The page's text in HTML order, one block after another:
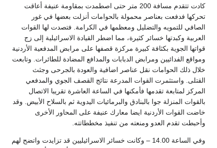
كادت تتقدم مسافة 200 متر حتى اصطمدت بمقاومة عنيفة أعاقت
تحركها فدفعت بعناصر محمولة بالحوامات أنزلت بعضها في غور
الصافي للتمويه والتضليل ومعظمها في الكرامة. فتصدت لها القوات
العربية وكبدتها خسائر كثيرة، مما اضطر القيادة الاسرائيلية إلى زج
قواتها الجوية بكثافة كبيرة مركزة قصفها على مرابض المدفعية الأردنية
ومواقع الفدائيين ومرابض الدبابات والمدافع المضادة للطائرات. وتابعت
خلال ذلك الحوامات نقل عناصر اضافية والعودة بالجرحى وجثث
القتلى. واستثمرت القوات المدرعة نتائج القصف الجوي والمدفعي
المركز لمتابعة تقدمها فأمكنها في الساعة العاشرة تقريبا الاتصال
بالقوات المنزلة جوا بالبنادق والبرمائيات اليدوية ثم بالسلاح الأبيض. وقد
خاضت القوات الأردنية ايضا معارك عنيفة على المحاور الأخرى
وأحبطت تقدم العدو ومنعته من تنفيذ مخططاتته.
وفي الساعة 14.00 – وكانت خسائر الاسرائيليين قد تزايدت واتضح لهم